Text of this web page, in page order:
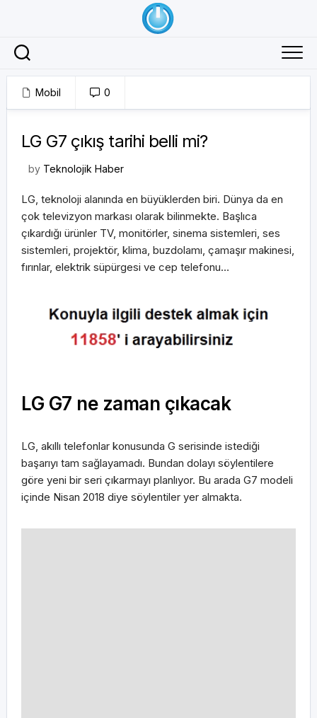
Mobil 0
LG G7 çıkış tarihi belli mi?
by Teknolojik Haber
LG, teknoloji alanında en büyüklerden biri. Dünya da en
çok televizyon markası olarak bilinmekte. Başlıca
çıkardığı ürünler TV, monitörler, sinema sistemleri, ses
sistemleri, projektör, klima, buzdolamı, çamaşır makinesi,
fırınlar, elektrik süpürgesi ve cep telefonu…
LG G7 ne zaman çıkacak
LG, akıllı telefonlar konusunda G serisinde istediği
başarıyı tam sağlayamadı. Bundan dolayı söylentilere
göre yeni bir seri çıkarmayı planlıyor. Bu arada G7 modeli
içinde Nisan 2018 diye söylentiler yer almakta.